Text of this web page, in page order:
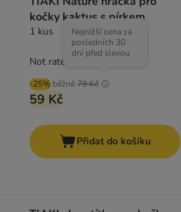
kočky kaktus s pírkem
1 kus
-25% běžně79 Kč
Nejnižší cena za
posledních 30
dní před slevou
59 Kč
Not rated
Přidat do košíku